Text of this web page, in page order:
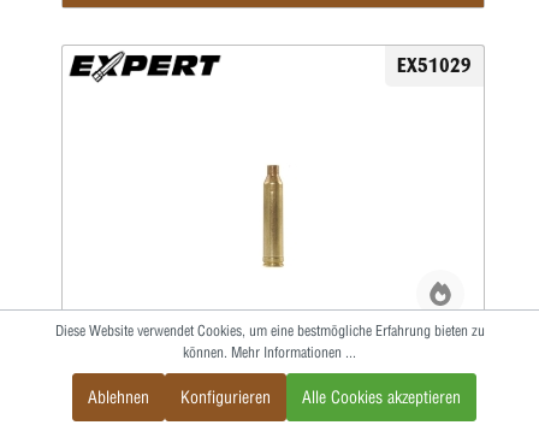
EX51029
O.A.L. GAUGE .264 WIN MAGNUM
Patronen-Messhülse
Diese Website verwendet Cookies, um eine bestmögliche Erfahrung bieten zu
können. Mehr Informationen ...
Ablehnen Konfigurieren Alle Cookies akzeptieren